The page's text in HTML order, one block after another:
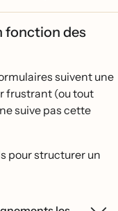
fonction des
suivent une
frustrant (ou tout
suive pas cette
pour structurer un